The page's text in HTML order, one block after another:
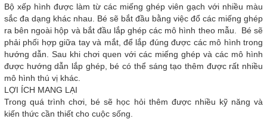
Bộ xếp hình được làm từ các miếng ghép viên gạch với nhiều màu
sắc đa dạng khác nhau. Bé sẽ bắt đầu bằng việc đổ các miếng ghép
ra bên ngoài hộp và bắt đầu lắp ghép các mô hình theo mẫu. Bé sẽ
phải phối hợp giữa tay và mắt, để lắp đúng được các mô hình trong
hướng dẫn. Sau khi chơi quen với các miếng ghép và các mô hình
được hướng dẫn lắp ghép, bé có thể sáng tạo thêm được rất nhiều
mô hình thú vị khác.
LỢI ÍCH MANG LẠI
Trong quá trình chơi, bé sẽ học hỏi thêm được nhiều kỹ năng và
kiến thức cần thiết cho cuộc sống.